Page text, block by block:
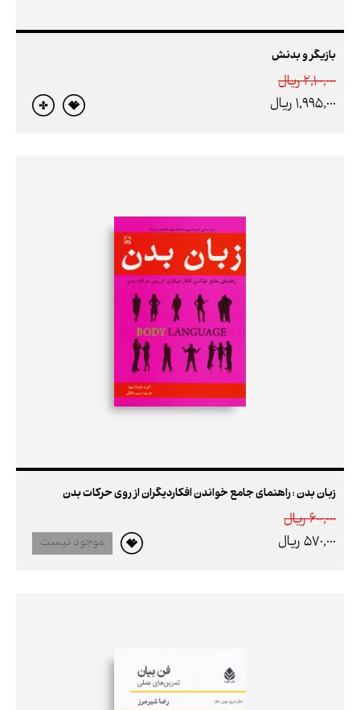
بازیگر و بدنش
2,100,000 ريال
1,995,000 ريال
زبان بدن : راهنمای جامع خواندن افکاردیگران از روی حرکات بدن
600,000 ريال
570,000 ريال
موجود نیست